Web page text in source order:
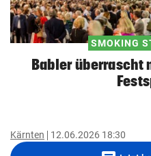
SMOKING
Babler überrascht
Kärnten 12.06.2026 18:30